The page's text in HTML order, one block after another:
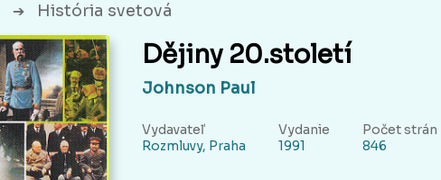
➔ História svetová
Dějiny 20.století
Johnson Paul
Vydavateľ
Rozmluvy, Praha
Vydanie
1991
Počet strán
846